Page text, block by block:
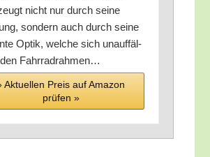
nicht nur durch sei­ne
son­dern auch durch sei­ne
Optik, wel­che sich unauf­fäl­
Fahrradrahmen…
Aktu­el­len Preis auf Ama­zon
prü­fen »